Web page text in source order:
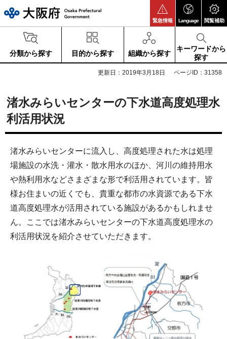
緊急情報 Language 閲覧補助
分類から探す 目的から探す 組織から探す
キーワードから
探す
更新日：2019年3月18日 ページID：31358
渚水みらいセンターの下水道高度処理水
利活用状況
渚水みらいセンターに流入し、高度処理された水は処理
場施設の水洗・灌水・散水用水のほか、河川の維持用水
や熱利用水などさまざまな形で利活用されています。皆
様お住まいの近くでも、貴重な都市の水資源である下水
道高度処理水が活用されている施設があるかもしれませ
ん。ここでは渚水みらいセンターの下水道高度処理水の
利活用状況を紹介させていただきます。